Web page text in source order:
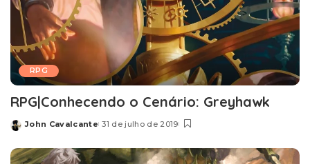
RPG
RPG|Conhecendo o Cenário: Greyhawk
Posted
John Cavalcante 31 de julho de 2019